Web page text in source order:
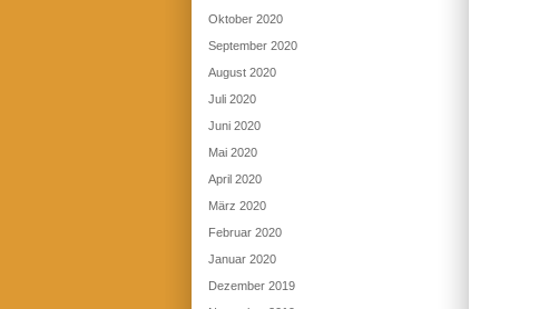
Oktober 2020
September 2020
August 2020
Juli 2020
Juni 2020
Mai 2020
April 2020
März 2020
Februar 2020
Januar 2020
Dezember 2019